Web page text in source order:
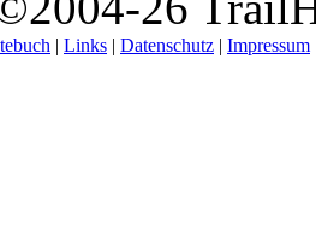
| Links | Datenschutz | Impressum